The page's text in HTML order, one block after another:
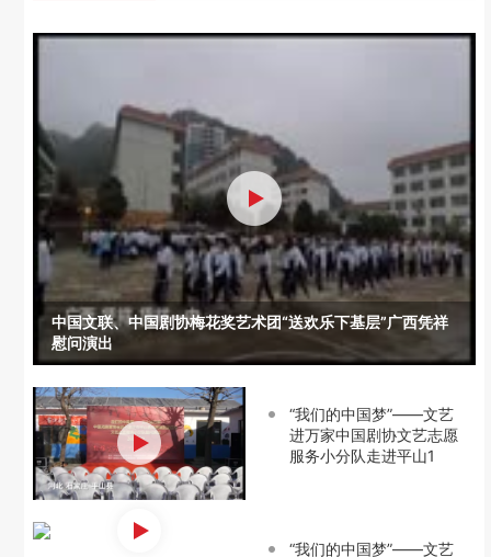
中国文联、中国剧协梅花奖艺术团“送欢乐下基层”广西凭祥
慰问演出
“我们的中国梦”——文艺
进万家中国剧协文艺志愿
服务小分队走进平山1
“我们的中国梦”——文艺